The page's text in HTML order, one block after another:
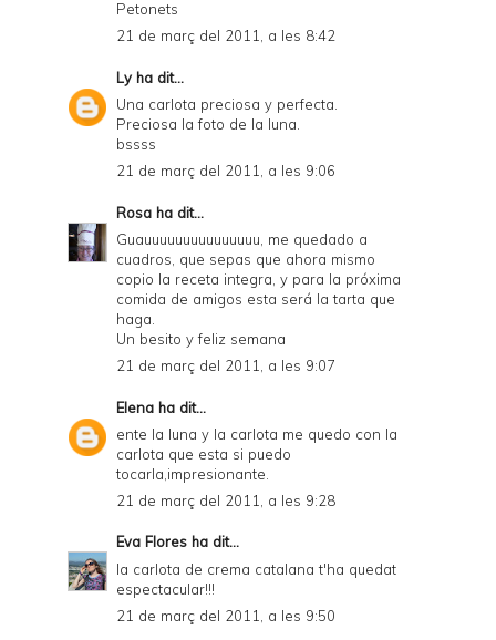
Petonets
21 de març del 2011, a les 8:42
Lyha dit...
Una carlota preciosa y perfecta.
Preciosa la foto de la luna.
bssss
21 de març del 2011, a les 9:06
Rosa ha dit...
Guauuuuuuuuuuuuuuu, me quedado a
cuadros, que sepas que ahora mismo
copio la receta integra, y para la próxima
comida de amigos esta será la tarta que
haga.
Un besito y feliz semana
21 de març del 2011, a les 9:07
Elena ha dit...
ente la luna y la carlota me quedo con la
carlota que esta si puedo
tocarla,impresionante.
21 de març del 2011, a les 9:28
Eva Flores ha dit...
la carlota de crema catalana t'ha quedat
espectacular!!!
21 de març del 2011, a les 9:50